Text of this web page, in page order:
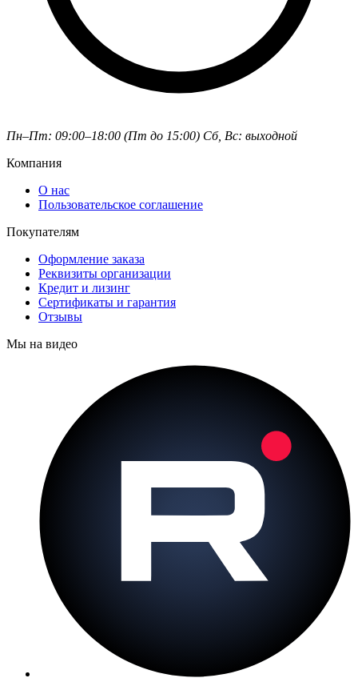
Пн–Пт: 09:00–18:00 (Пт до 15:00) Сб, Вс: выходной
Компания
О нас
Пользовательское соглашение
Покупателям
Оформление заказа
Реквизиты организации
Кредит и лизинг
Сертификаты и гарантия
Отзывы
Мы на видео